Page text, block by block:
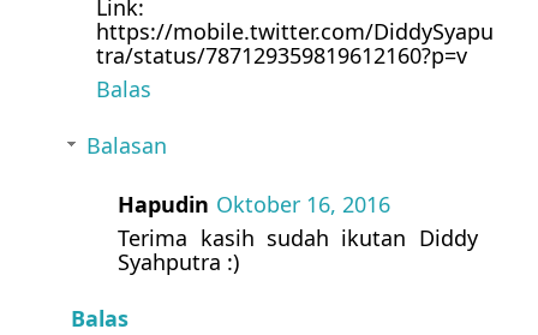
Link:
https://mobile.twitter.com/DiddySyapu
tra/status/787129359819612160?p=v
Balas
Balasan
Hapudin Oktober 16, 2016
Terima kasih sudah ikutan Diddy
Syahputra :)
Balas